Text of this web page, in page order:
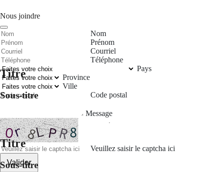
Titre
Sous-titre
Titre
Sous-titre
Nous joindre
Nom
Prénom
Courriel
Téléphone
Pays
Province
Ville
Code postal
Message
Veuillez saisir le captcha ici
Valider